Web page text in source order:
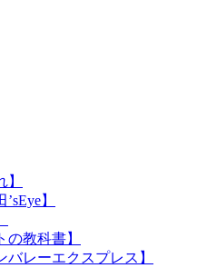
】
教科書】
レーエクスプレス】